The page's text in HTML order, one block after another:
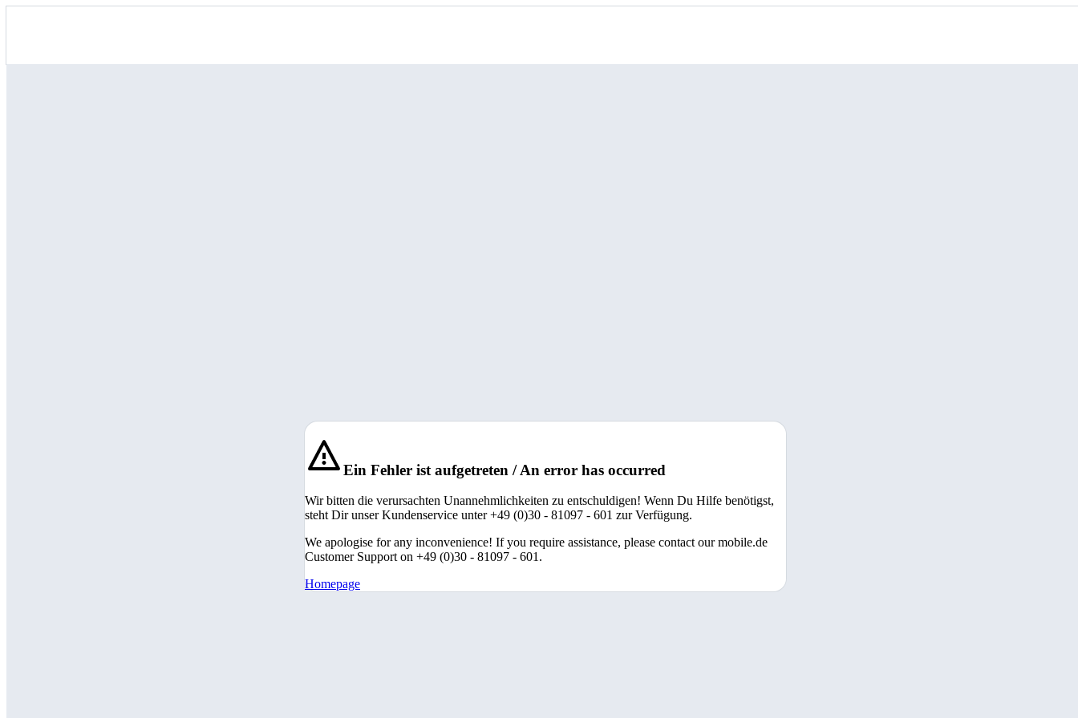
Ein Fehler ist aufgetreten / An error has occurred
Wir bitten die verursachten Unannehmlichkeiten zu entschuldigen! Wenn Du Hilfe benötigst,
steht Dir unser Kundenservice unter +49 (0)30 - 81097 - 601 zur Verfügung.
We apologise for any inconvenience! If you require assistance, please contact our mobile.de
Customer Support on +49 (0)30 - 81097 - 601.
Homepage